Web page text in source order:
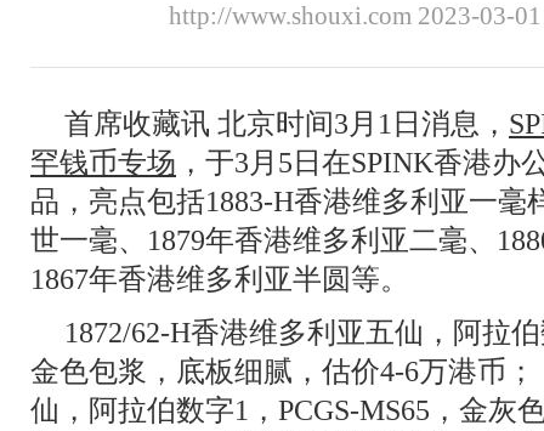
http://www.shouxi.com 2023-03-
首席收藏讯 北京时间3月1日消息，
罕钱币专场 ，于3月5日在SPINK香港办
品，亮点包括1883-H香港维多利亚一毫
世一毫、1879年香港维多利亚二毫、
1867年香港维多利亚半圆等。
1872/62-H香港维多利亚五仙，阿拉
金色包浆，底板细腻，估价4-6万港币
仙，阿拉伯数字1，PCGS-MS65，金灰